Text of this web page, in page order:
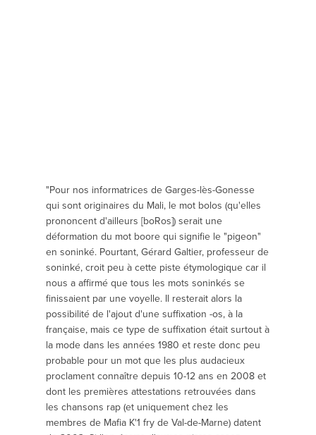
"Pour nos informatrices de Garges-lès-Gonesse
qui sont originaires du Mali, le mot bolos (qu'elles
prononcent d'ailleurs [boRos]) serait une
déformation du mot boore qui signifie le "pigeon"
en soninké. Pourtant, Gérard Galtier, professeur de
soninké, croit peu à cette piste étymologique car il
nous a affirmé que tous les mots soninkés se
finissaient par une voyelle. Il resterait alors la
possibilité de l'ajout d'une suffixation -os, à la
française, mais ce type de suffixation était surtout à
la mode dans les années 1980 et reste donc peu
probable pour un mot que les plus audacieux
proclament connaître depuis 10-12 ans en 2008 et
dont les premières attestations retrouvées dans
les chansons rap (et uniquement chez les
membres de Mafia K'1 fry de Val-de-Marne) datent